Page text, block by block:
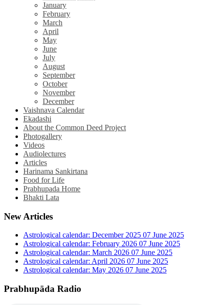
January
February
March
April
May
June
July
August
September
October
November
December
Vaishnava Calendar
Ekadashi
About the Common Deed Project
Photogallery
Videos
Audiolectures
Articles
Harinama Sankirtana
Food for Life
Prabhupada Home
Bhakti Lata
New Articles
Astrological calendar: December 2025 07 June 2025
Astrological calendar: February 2026 07 June 2025
Astrological calendar: March 2026 07 June 2025
Astrological calendar: April 2026 07 June 2025
Astrological calendar: May 2026 07 June 2025
Prabhupāda Radio